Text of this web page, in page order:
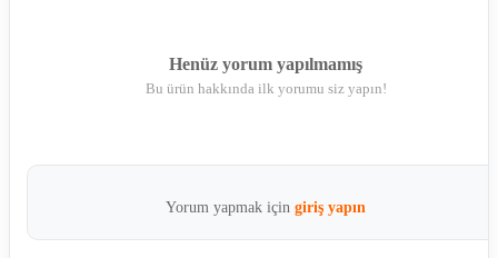
Henüz yorum yapılmamış
Bu ürün hakkında ilk yorumu siz yapın!
Yorum yapmak için giriş yapın